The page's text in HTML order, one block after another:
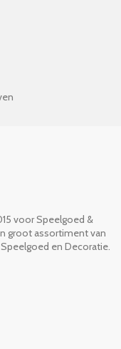
voor Speelgoed &
groot assortiment van
en Decoratie.